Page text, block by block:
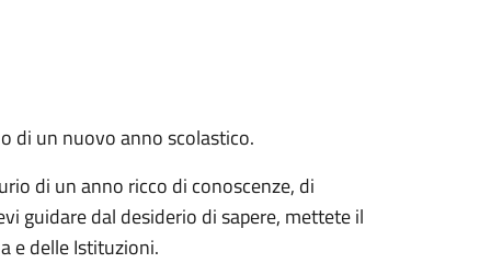
di un nuovo anno scolastico.
di un anno ricco di conoscenze, di
guidare dal desiderio di sapere, mettete il
e delle Istituzioni.